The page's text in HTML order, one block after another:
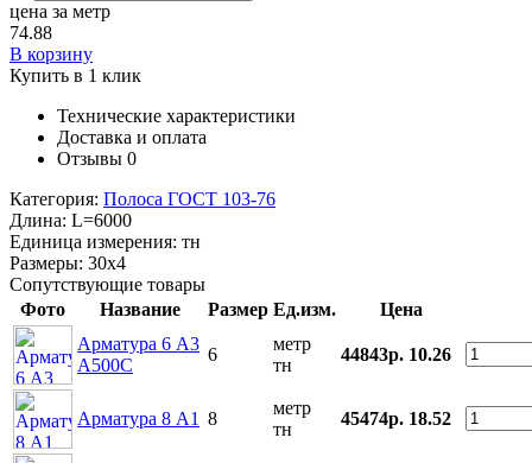
цена за метр
74.88
В корзину
Купить в 1 клик
Технические характеристики
Доставка и оплата
Отзывы 0
Категория: Полоса ГОСТ 103-76
Длина: L=6000
Единица измерения: тн
Размеры: 30х4
Сопутствующие товары
Фото
Название Размер Ед.изм.
Цена
Арматура 6 А3
А500С
6
метр
тн
44843р. 10.26
Арматура 8 А1 8
метр
тн
45474р. 18.52